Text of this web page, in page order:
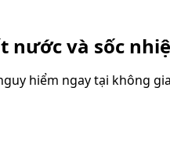
nước và sốc
hiểm ngay tại không